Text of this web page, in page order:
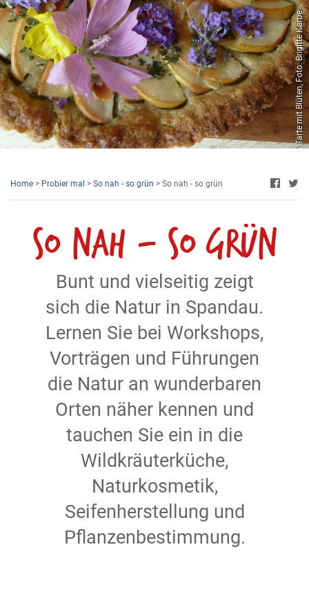
Tarte mit Blüten, Foto: Brigitte Karbe
Home > Probier mal > So nah - so grün > So nah - so grün
So nah - so grün
Bunt und vielseitig zeigt
sich die Natur in Spandau.
Lernen Sie bei Workshops,
Vorträgen und Führungen
die Natur an wunderbaren
Orten näher kennen und
tauchen Sie ein in die
Wildkräuterküche,
Naturkosmetik,
Seifenherstellung und
Pflanzenbestimmung.